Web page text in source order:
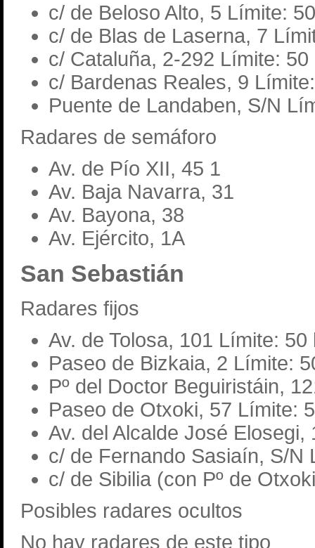
c/ de Beloso Alto, 5 Límite:
c/ de Blas de Laserna, 7
c/ Cataluña, 2-292 Límite: 50
c/ Bardenas Reales, 9
Puente de Landaben, S/N
Radares de semáforo
Av. de Pío XII, 45 1
Av. Baja Navarra, 31
Av. Bayona, 38
Av. Ejército, 1A
San Sebastián
Radares fijos
Av. de Tolosa, 101 Límite: 50
Paseo de Bizkaia, 2 Límite:
Pº del Doctor Beguiristáin,
Paseo de Otxoki, 57 Límite:
Av. del Alcalde José
c/ de Fernando Sasiaín, S/N
c/ de Sibilia (con Pº de
Posibles radares ocultos
No hay radares de este tipo